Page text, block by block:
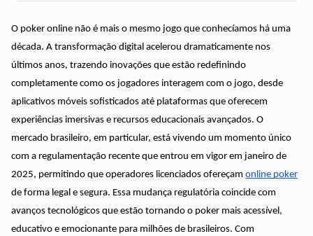
O poker online não é mais o mesmo jogo que conhecíamos há uma
década. A transformação digital acelerou dramaticamente nos
últimos anos, trazendo inovações que estão redefinindo
completamente como os jogadores interagem com o jogo, desde
aplicativos móveis sofisticados até plataformas que oferecem
experiências imersivas e recursos educacionais avançados. O
mercado brasileiro, em particular, está vivendo um momento único
com a regulamentação recente que entrou em vigor em janeiro de
2025, permitindo que operadores licenciados ofereçamonline poker
de forma legal e segura. Essa mudança regulatória coincide com
avanços tecnológicos que estão tornando o poker mais acessível,
educativo e emocionante para milhões de brasileiros. Com